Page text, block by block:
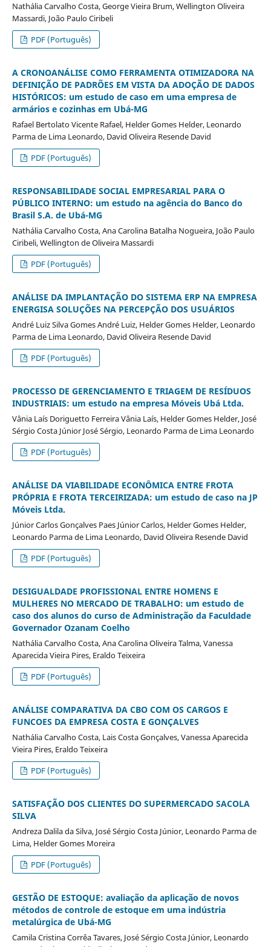
Nathália Carvalho Costa, George Vieira Brum, Wellington Oliveira
Massardi, João Paulo Ciribeli
PDF (Português)
A CRONOANÁLISE COMO FERRAMENTA OTIMIZADORA NA
DEFINIÇÃO DE PADRÕES EM VISTA DA ADOÇÃO DE DADOS
HISTÓRICOS: um estudo de caso em uma empresa de
armários e cozinhas em Ubá-MG
Rafael Bertolato Vicente Rafael, Helder Gomes Helder, Leonardo
Parma de Lima Leonardo, David Oliveira Resende David
PDF (Português)
RESPONSABILIDADE SOCIAL EMPRESARIAL PARA O
PÚBLICO INTERNO: um estudo na agência do Banco do
Brasil S.A. de Ubá-MG
Nathália Carvalho Costa, Ana Carolina Batalha Nogueira, João Paulo
Ciribeli, Wellington de Oliveira Massardi
PDF (Português)
ANÁLISE DA IMPLANTAÇÃO DO SISTEMA ERP NA EMPRESA
ENERGISA SOLUÇÕES NA PERCEPÇÃO DOS USUÁRIOS
André Luiz Silva Gomes André Luiz, Helder Gomes Helder, Leonardo
Parma de Lima Leonardo, David Oliveira Resende David
PDF (Português)
PROCESSO DE GERENCIAMENTO E TRIAGEM DE RESÍDUOS
INDUSTRIAIS: um estudo na empresa Móveis Ubá Ltda.
Vânia Laís Doriguetto Ferreira Vânia Laís, Helder Gomes Helder, José
Sérgio Costa Júnior José Sérgio, Leonardo Parma de Lima Leonardo
PDF (Português)
ANÁLISE DA VIABILIDADE ECONÔMICA ENTRE FROTA
PRÓPRIA E FROTA TERCEIRIZADA: um estudo de caso na JP
Móveis Ltda.
Júnior Carlos Gonçalves Paes Júnior Carlos, Helder Gomes Helder,
Leonardo Parma de Lima Leonardo, David Oliveira Resende David
PDF (Português)
DESIGUALDADE PROFISSIONAL ENTRE HOMENS E
MULHERES NO MERCADO DE TRABALHO: um estudo de
caso dos alunos do curso de Administração da Faculdade
Governador Ozanam Coelho
Nathália Carvalho Costa, Ana Carolina Oliveira Talma, Vanessa
Aparecida Vieira Pires, Eraldo Teixeira
PDF (Português)
ANÁLISE COMPARATIVA DA CBO COM OS CARGOS E
FUNCOES DA EMPRESA COSTA E GONÇALVES
Nathália Carvalho Costa, Lais Costa Gonçalves, Vanessa Aparecida
Vieira Pires, Eraldo Teixeira
PDF (Português)
SATISFAÇÃO DOS CLIENTES DO SUPERMERCADO SACOLA
SILVA
Andreza Dalila da Silva, José Sérgio Costa Júnior, Leonardo Parma de
Lima, Helder Gomes Moreira
PDF (Português)
GESTÃO DE ESTOQUE: avaliação da aplicação de novos
métodos de controle de estoque em uma indústria
metalúrgica de Ubá-MG
Camila Cristina Corrêa Tavares, José Sérgio Costa Júnior, Leonardo